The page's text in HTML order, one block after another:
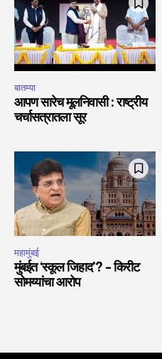
बातम्या
आपण सारेच मूलनिवासी : राष्ट्रीय
चर्चासत्रातला सूर
महामुंबई
मुंबईत ‘स्कूल जिहाद’? – किरीट
सोमय्यांचा आरोप